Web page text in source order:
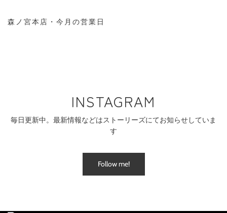
森ノ宮本店・今月の営業日
INSTAGRAM
毎日更新中。最新情報などはストーリーズにてお知らせしていま
す
Follow me!